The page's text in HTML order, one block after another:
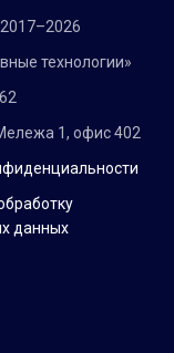
технологии»
1, офис 402
данных